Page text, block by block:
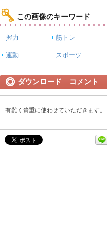
この画像のキーワード
握力 筋トレ
運動
スポーツ
ダウンロード コメント
有難く貴重に使わせていただきます。